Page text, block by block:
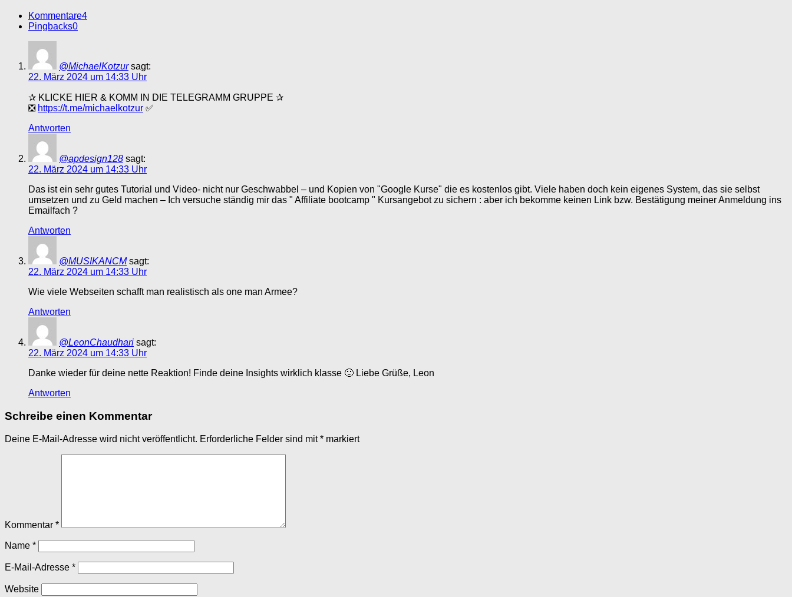
Kommentare4
Pingbacks0
@MichaelKotzur sagt:
22. März 2024 um 14:33 Uhr
✰ KLICKE HIER & KOMM IN DIE TELEGRAMM GRUPPE ✰
❎ https://t.me/michaelkotzur ✅
Antworten
@apdesign128 sagt:
22. März 2024 um 14:33 Uhr
Das ist ein sehr gutes Tutorial und Video- nicht nur Geschwabbel – und Kopien von "Google Kurse" die es kostenlos gibt. Viele haben doch kein eigenes System, das sie selbst
umsetzen und zu Geld machen – Ich versuche ständig mir das " Affiliate bootcamp " Kursangebot zu sichern : aber ich bekomme keinen Link bzw. Bestätigung meiner Anmeldung ins
Emailfach ?
Antworten
@MUSIKANCM sagt:
22. März 2024 um 14:33 Uhr
Wie viele Webseiten schafft man realistisch als one man Armee?
Antworten
@LeonChaudhari sagt:
22. März 2024 um 14:33 Uhr
Danke wieder für deine nette Reaktion! Finde deine Insights wirklich klasse 🙂 Liebe Grüße, Leon
Antworten
Schreibe einen Kommentar
Deine E-Mail-Adresse wird nicht veröffentlicht. Erforderliche Felder sind mit* markiert
Kommentar *
Name *
E-Mail-Adresse *
Website